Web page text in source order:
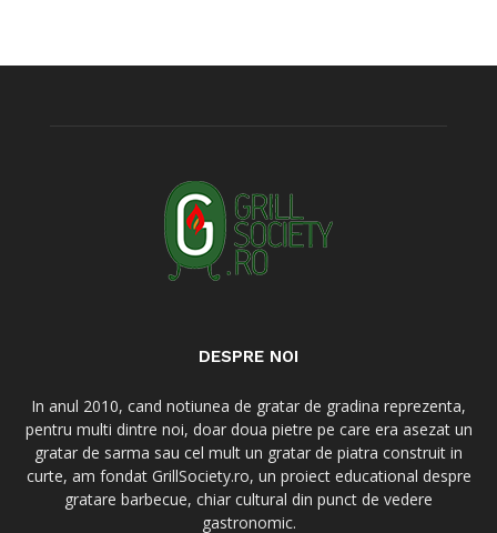
DESPRE NOI
In anul 2010, cand notiunea de gratar de gradina reprezenta,
pentru multi dintre noi, doar doua pietre pe care era asezat un
gratar de sarma sau cel mult un gratar de piatra construit in
curte, am fondat GrillSociety.ro, un proiect educational despre
gratare barbecue, chiar cultural din punct de vedere
gastronomic.